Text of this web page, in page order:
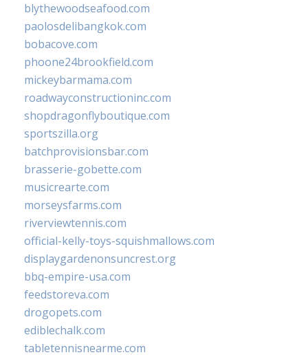
blythewoodseafood.com
paolosdelibangkok.com
bobacove.com
phoone24brookfield.com
mickeybarmama.com
roadwayconstructioninc.com
shopdragonflyboutique.com
sportszilla.org
batchprovisionsbar.com
brasserie-gobette.com
musicrearte.com
morseysfarms.com
riverviewtennis.com
official-kelly-toys-squishmallows.com
displaygardenonsuncrest.org
bbq-empire-usa.com
feedstoreva.com
drogopets.com
ediblechalk.com
tabletennisnearme.com